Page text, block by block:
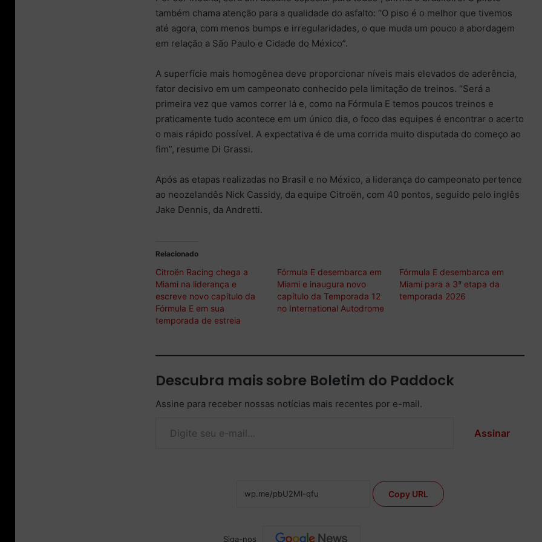
também chama atenção para a qualidade do asfalto: “O piso é o melhor que tivemos
até agora, com menos bumps e irregularidades, o que muda um pouco a abordagem
em relação a São Paulo e Cidade do México”.
A superfície mais homogênea deve proporcionar níveis mais elevados de aderência,
fator decisivo em um campeonato conhecido pela limitação de treinos. “Será a
primeira vez que vamos correr lá e, como na Fórmula E temos poucos treinos e
praticamente tudo acontece em um único dia, o foco das equipes é encontrar o acerto
o mais rápido possível. A expectativa é de uma corrida muito disputada do começo ao
fim”, resume Di Grassi.
Após as etapas realizadas no Brasil e no México, a liderança do campeonato pertence
ao neozelandês Nick Cassidy, da equipe Citroën, com 40 pontos, seguido pelo inglês
Jake Dennis, da Andretti.
Relacionado
Citroën Racing chega a
Miami na liderança e
escreve novo capítulo da
Fórmula E em sua
temporada de estreia
Fórmula E desembarca em
Miami e inaugura novo
capítulo da Temporada 12
no International Autodrome
Fórmula E desembarca em
Miami para a 3ª etapa da
temporada 2026
Descubra mais sobre Boletim do Paddock
Assine para receber nossas notícias mais recentes por e-mail.
Assinar
Copy URL
Siga-nos